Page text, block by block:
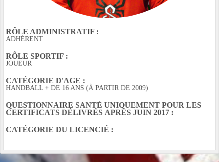
RÔLE ADMINISTRATIF :
ADHÉRENT
RÔLE SPORTIF :
JOUEUR
CATÉGORIE D'AGE :
HANDBALL + DE 16 ANS (À PARTIR DE 2009)
QUESTIONNAIRE SANTÉ UNIQUEMENT POUR LES
CERTIFICATS DÉLIVRÉS APRÈS JUIN 2017 :
CATÉGORIE DU LICENCIÉ :